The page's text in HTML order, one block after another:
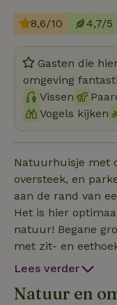
8,6/10 4,7/5
Gasten die
omgeving
Vissen
Vogels kijken
Natuurhuisje met
oversteek, en
aan de rand van
Het is hier
natuur! Begane
met zit- en
het terras, open
is gelegen in een
Lees verder
Natuur en